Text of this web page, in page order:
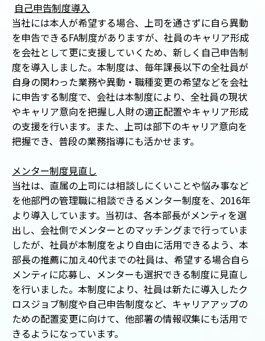
自己申告制度導入
当社には本人が希望する場合、上司を通さずに自ら異動
を申告できるFA制度がありますが、社員のキャリア形成
を会社として更に支援していくため、新しく自己申告制
度を導入しました。本制度は、毎年課長以下の全社員が
自身の関わった業務や異動・職種変更の希望などを会社
に申告する制度で、会社は本制度により、全社員の現状
やキャリア意向を把握し人財の適正配置やキャリア形成
の支援を行います。また、上司は部下のキャリア意向を
把握でき、普段の業務指導にも活かせます。
メンター制度見直し
当社は、直属の上司には相談しにくいことや悩み事など
を他部門の管理職に相談できるメンター制度を、2016年
より導入しています。当初は、各本部長がメンティを選
出し、会社側でメンターとのマッチングまで行っていま
したが、社員が本制度をより自由に活用できるよう、本
部長の推薦に加え40代までの社員は、希望する場合自ら
メンティに応募し、メンターも選択できる制度に見直し
を行いました。本制度により、社員は新たに導入したク
ロスジョブ制度や自己申告制度など、キャリアアップの
ための配置変更に向けて、他部署の情報収集にも活用で
きるようになっています。